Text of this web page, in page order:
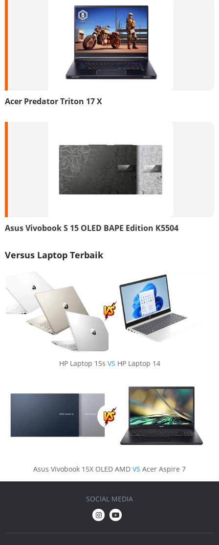
Acer Predator Triton 17 X
Asus Vivobook S 15 OLED BAPE Edition K5504
Versus Laptop Terbaik
HP Laptop 15s VS HP Laptop 14
Asus Vivobook 15X OLED AMD VS Acer Aspire 7
SOCIAL MEDIA